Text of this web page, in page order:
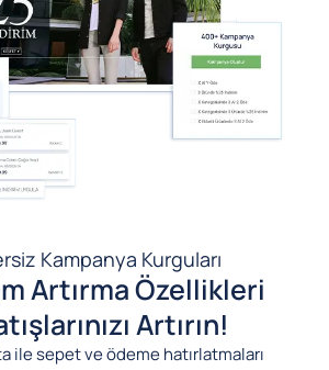
Kampanya Kurguları
Artırma Özellikleri
Artırın!
ile sepet ve ödeme hatırlatmaları